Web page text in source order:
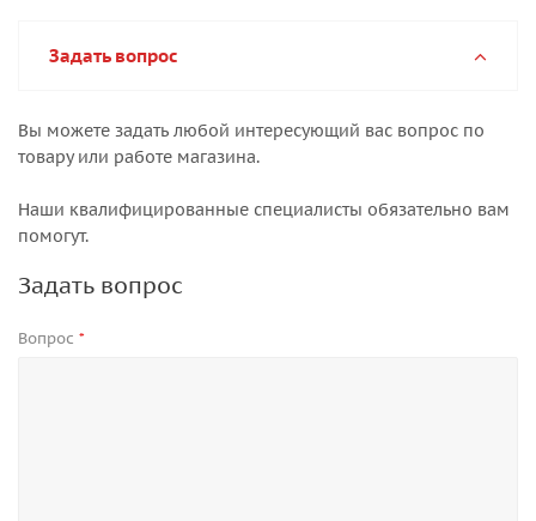
Задать вопрос
Вы можете задать любой интересующий вас вопрос по
товару или работе магазина.
Наши квалифицированные специалисты обязательно вам
помогут.
Задать вопрос
Вопрос *